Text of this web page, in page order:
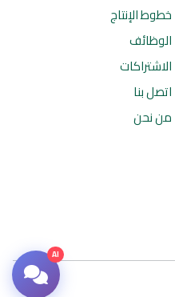
خطوط الإنتاج
الوظائف
الاشتراكات
اتصل بنا
من نحن
AI